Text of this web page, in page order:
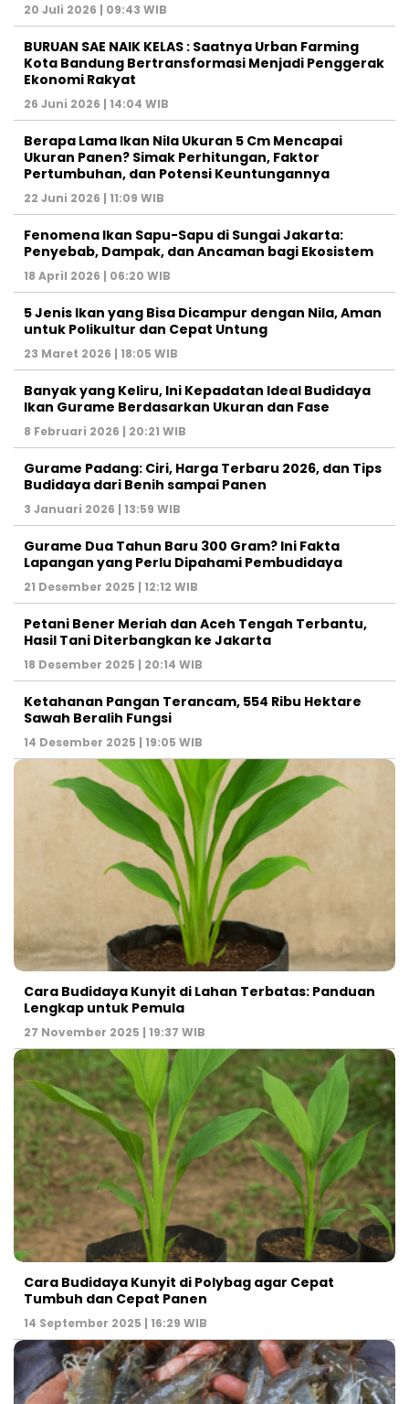
20 Juli 2026 | 09:43 WIB
BURUAN SAE NAIK KELAS : Saatnya Urban Farming
Kota Bandung Bertransformasi Menjadi Penggerak
Ekonomi Rakyat
26 Juni 2026 | 14:04 WIB
Berapa Lama Ikan Nila Ukuran 5 Cm Mencapai
Ukuran Panen? Simak Perhitungan, Faktor
Pertumbuhan, dan Potensi Keuntungannya
22 Juni 2026 | 11:09 WIB
Fenomena Ikan Sapu-Sapu di Sungai Jakarta:
Penyebab, Dampak, dan Ancaman bagi Ekosistem
18 April 2026 | 06:20 WIB
5 Jenis Ikan yang Bisa Dicampur dengan Nila, Aman
untuk Polikultur dan Cepat Untung
23 Maret 2026 | 18:05 WIB
Banyak yang Keliru, Ini Kepadatan Ideal Budidaya
Ikan Gurame Berdasarkan Ukuran dan Fase
8 Februari 2026 | 20:21 WIB
Gurame Padang: Ciri, Harga Terbaru 2026, dan Tips
Budidaya dari Benih sampai Panen
3 Januari 2026 | 13:59 WIB
Gurame Dua Tahun Baru 300 Gram? Ini Fakta
Lapangan yang Perlu Dipahami Pembudidaya
21 Desember 2025 | 12:12 WIB
Petani Bener Meriah dan Aceh Tengah Terbantu,
Hasil Tani Diterbangkan ke Jakarta
18 Desember 2025 | 20:14 WIB
Ketahanan Pangan Terancam, 554 Ribu Hektare
Sawah Beralih Fungsi
14 Desember 2025 | 19:05 WIB
Cara Budidaya Kunyit di Lahan Terbatas: Panduan
Lengkap untuk Pemula
27 November 2025 | 19:37 WIB
Cara Budidaya Kunyit di Polybag agar Cepat
Tumbuh dan Cepat Panen
14 September 2025 | 16:29 WIB